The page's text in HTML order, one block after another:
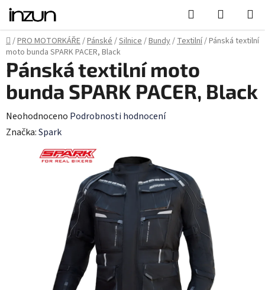
Přejít
obsah
Hledat
KOŠÍK
Domů
/PRO MOTORKÁŘE/Pánské/Silnice/Bundy/Textilní/Pánská textilní
moto bunda SPARK PACER, Black
Pánská textilní moto
bunda SPARK PACER, Black
Průměrné
hodnocení
produktu
Neohodnoceno Podrobnosti hodnocení
Značka:Spark